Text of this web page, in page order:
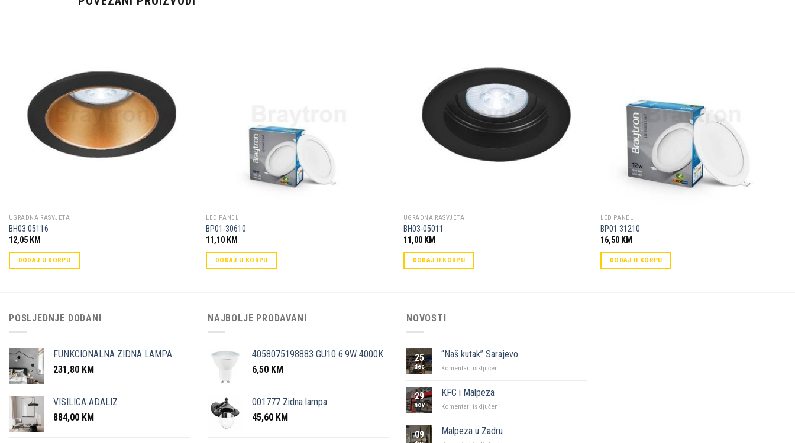
omiljene
UGRADNA RASVJETA
BH03 05116
12,05 KM
DODAJ U KORPU
LED PANEL
BP01-30610
11,10 KM
DODAJ U KORPU
omiljene
UGRADNA RASVJETA
BH03-05011
11,00 KM
DODAJ U KORPU
LED PANEL
BP01 31210
16,50 KM
DODAJ U KORPU
POSLJEDNJE DODANI
FUNKCIONALNA ZIDNA LAMPA
231,80 KM
VISILICA ADALIZ
884,00 KM
NAJBOLJE PRODAVANI
4058075198883 GU10 6.9W 4000K
6,50 KM
001777 Zidna lampa
45,60 KM
NOVOSTI
25
dec
“Naš kutak” Sarajevo
Komentari isključeni
29
nov
KFC i Malpeza
Komentari isključeni
Malpeza
09 Malpeza u Zadru